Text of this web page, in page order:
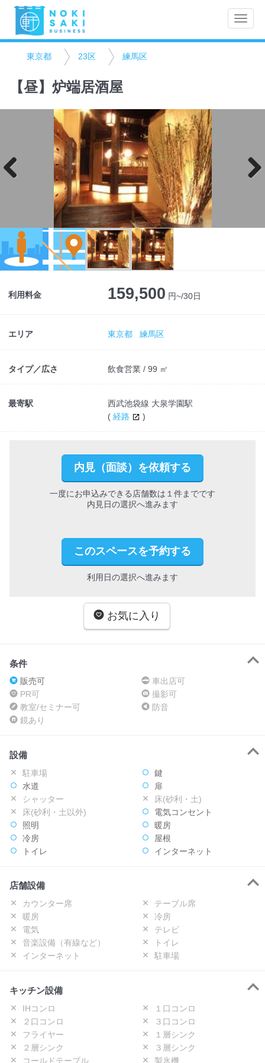
Toggle
東京都 23区 練馬区
【昼】炉端居酒屋
利用料金 159,500 円~/30日
エリア 東京都 練馬区
タイプ／広さ 飲食営業 / 99 ㎡
最寄駅
西武池袋線 大泉学園駅
( 経路 )
内見（面談）を依頼する
一度にお申込みできる店舗数は１件までです
内見日の選択へ進みます
このスペースを予約する
利用日の選択へ進みます
お気に入り
条件
販売可
車出店可
PR可
撮影可
教室/セミナー可
防音
鏡あり
設備
駐車場
鍵
水道
扉
シャッター
床(砂利・土)
床(砂利・土以外)
電気コンセント
照明
暖房
冷房
屋根
トイレ
インターネット
店舗設備
カウンター席
テーブル席
暖房
冷房
電気
テレビ
音楽設備（有線など）
トイレ
インターネット
駐車場
キッチン設備
IHコンロ
１口コンロ
２口コンロ
３口コンロ
フライヤー
１層シンク
２層シンク
３層シンク
コールドテーブル
製氷機